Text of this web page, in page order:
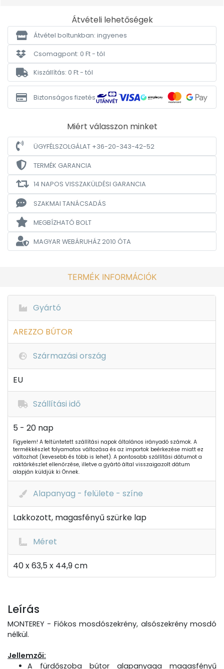
Átvételi lehetőségek
Átvétel boltunkban: ingyenes
Csomagpont: 0 Ft - tól
Kiszállítás: 0 Ft - tól
Biztonságos fizetés
Miért válasszon minket
ÜGYFÉLSZOLGÁLAT +36-20-343-42-52
TERMÉK GARANCIA
14 NAPOS VISSZAKÜLDÉSI GARANCIA
SZAKMAI TANÁCSADÁS
MEGBÍZHATÓ BOLT
MAGYAR WEBÁRUHÁZ2010 ÓTA
TERMÉK INFORMÁCIÓK
Gyártó
AREZZO BÚTOR
Származási ország
EU
Szállítási idő
5 - 20 nap
Figyelem! A feltüntetett szállítási napok általános irányadó számok. A
termékkészlet folyamatos változása és az importok beérkezése miatt ez
változhat (kevesebb és több is lehet). A pontosabb szállítási dátumot a
raktárkészlet ellenőrzése, illetve a gyártó által visszaigazolt dátum
alapján küldjük ki Önnek.
Alapanyag - felülete - színe
Lakkozott, magasfényű szürke lap
Méret
40 x 63,5 x 44,9 cm
Leírás
MONTEREY - Fiókos mosdószekrény, alsószekrény mosdó
nélkül.
Jellemzői:
A fürdőszoba bútor alapanyaga magasfényű